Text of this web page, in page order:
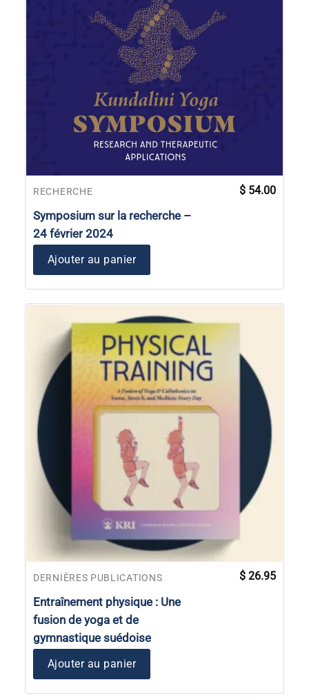
RECHERCHE
Symposium sur la recherche –
24 février 2024
$ 54.00
Ajouter au panier
DERNIÈRES PUBLICATIONS
Entraînement physique : Une
fusion de yoga et de
gymnastique suédoise
$ 26.95
Ajouter au panier